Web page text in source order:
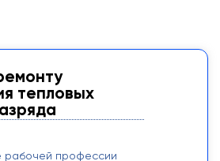
тепловых
рабочей профессии